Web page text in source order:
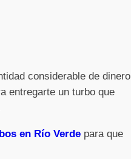
considerable de dinero
entregarte un turbo que
en Río Verde para que